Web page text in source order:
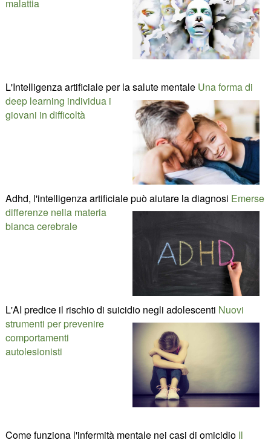
malattia
L'Intelligenza artificiale per la salute mentale Una forma di
deep learning individua i
giovani in difficoltà
Adhd, l'intelligenza artificiale può aiutare la diagnosi Emerse
differenze nella materia
bianca cerebrale
L'AI predice il rischio di suicidio negli adolescenti Nuovi
strumenti per prevenire
comportamenti
autolesionisti
Come funziona l'infermità mentale nei casi di omicidio Il